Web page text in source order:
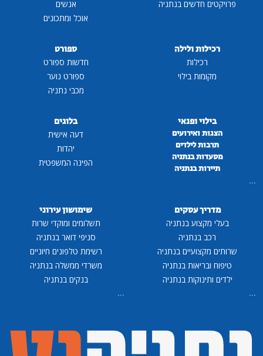
פרויקטים חדשים בנתניה
אנשים
אוכל ומתכונים
רכילות ולילה
רכילות
מקומות בילוי
ספורט
חדשות ספורט
ספורט נוער
מכבי נתניה
בילוי ופנאי
הצגות ואירועים
תרבות לילדים
מסעדות בנתניה
תיירות בנתניה
...
בלוגים
דעה אישית
יהדות
הפינה המשפטית
מדריך עסקים
בעלי מקצוע בנתניה
רכב בנתניה
שרותים מקצועיים בנתניה
טיפוח ובריאות בנתניה
ילדים ותינוקות בנתניה
...
שימושון עירוני
תשלומים ומוקדי שרות
סניפי דואר בנתניה
רשימת טלפונים חיוניים
משרדי ממשלה בנתניה
בנקים בנתניה
...